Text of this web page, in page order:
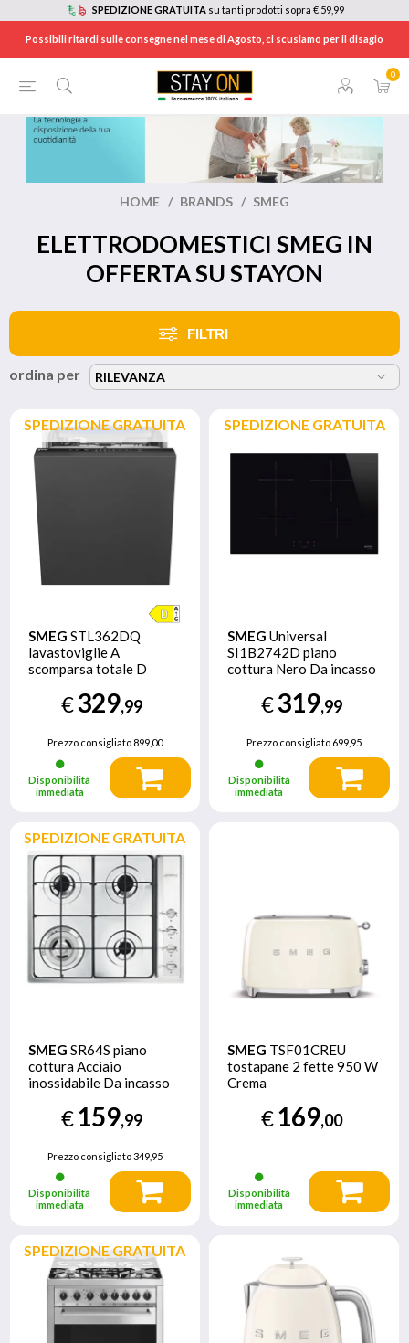
SPEDIZIONE GRATUITA su tanti prodotti sopra € 59,99
Possibili ritardi sulle consegne nel mese di Agosto, ci scusiamo per il disagio
0
HOME / BRANDS / SMEG
ELETTRODOMESTICI SMEG IN
OFFERTA SU STAYON
FILTRI
ordina per
SPEDIZIONE GRATUITA
SMEG STL362DQ
lavastoviglie A
scomparsa totale D
€329,99
Prezzo consigliato899,00
Disponibilità
immediata
SPEDIZIONE GRATUITA
SMEG Universal
SI1B2742D piano
cottura Nero Da incasso
induzione 4 Fornello(i)
€319,99
Prezzo consigliato 699,95
Disponibilità
immediata
SPEDIZIONE GRATUITA
SMEG SR64S piano
cottura Acciaio
inossidabile Da incasso
€159,99
Prezzo consigliato349,95
Disponibilità
immediata
SMEG TSF01CREU
tostapane 2 fette 950 W
Crema
€169,00
Disponibilità
immediata
SPEDIZIONE GRATUITA